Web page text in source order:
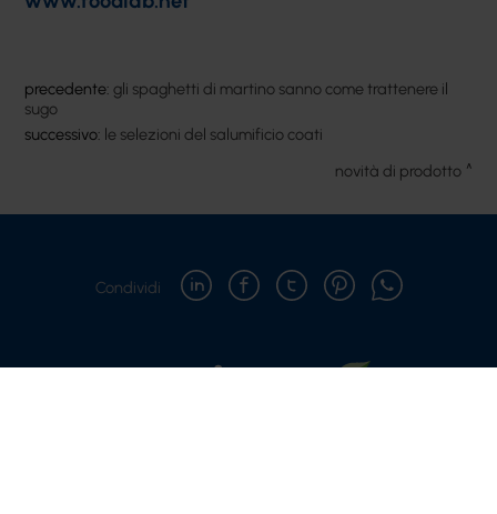
precedente:gli spaghetti di martino sanno come trattenere il
sugo
successivo: le selezioni del salumificio coati
novità di prodotto
Condividi